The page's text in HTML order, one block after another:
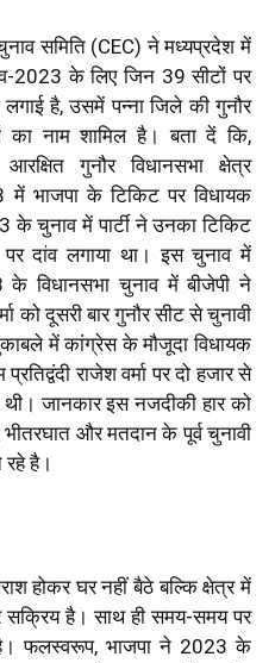
समिति (CEC) ने मध्यप्रदेश में
2023 के लिए जिन 39 सीटों पर
लगाई है, उसमें पन्ना जिले की गुनौर
का नाम शामिल है। बता दें कि,
गुनौर विधानसभा क्षेत्र
भाजपा के टिकिट पर विधायक
के चुनाव में पार्टी ने उनका टिकिट
पर दांव लगाया था। इस चुनाव में
के विधानसभा चुनाव में बीजेपी ने
को दूसरी बार गुनौर सीट से चुनावी
में कांग्रेस के मौजूदा विधायक
राजेश वर्मा पर दो हजार से
जानकार इस नजदीकी हार को
और मतदान के पूर्व चुनावी
है।
होकर घर नहीं बैठे बल्कि क्षेत्र में
सक्रिय है। साथ ही समय-समय पर
है। फलस्वरूप, भाजपा ने 2023 के